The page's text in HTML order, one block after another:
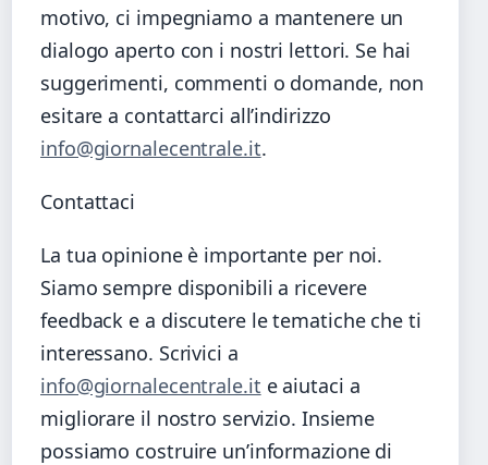
motivo, ci impegniamo a mantenere un
dialogo aperto con i nostri lettori. Se hai
suggerimenti, commenti o domande, non
esitare a contattarci all’indirizzo
info@giornalecentrale.it.
Contattaci
La tua opinione è importante per noi.
Siamo sempre disponibili a ricevere
feedback e a discutere le tematiche che ti
interessano. Scrivici a
info@giornalecentrale.it e aiutaci a
migliorare il nostro servizio. Insieme
possiamo costruire un’informazione di